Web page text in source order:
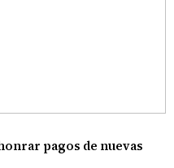
pagos de nuevas